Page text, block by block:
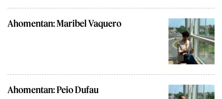
Ahomentan: Maribel Vaquero
Ahomentan: Peio Dufau